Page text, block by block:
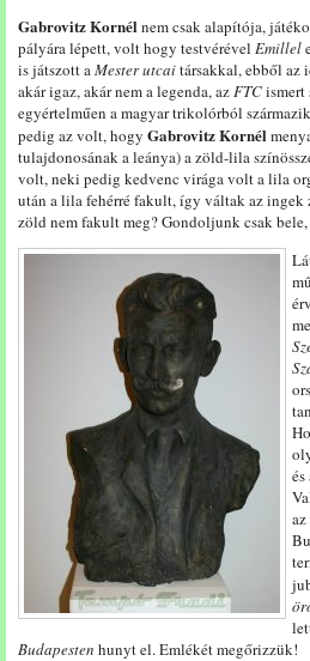
Gabrovitz Kornélnem csak alapítója,
pályára lépett, volt hogy testvérével Emillel
is játszott aMester utcaitársakkal, ebből az
akár igaz, akár nem a legenda, azFTCismert
egyértelműen a magyar trikolórból
pedig az volt, hogy Gabrovitz Kornél
tulajdonosának a leánya) a zöld-lila
volt, neki pedig kedvenc virága volt a lila
után a lila fehérré fakult, így váltak az ingek
zöld nem fakult meg? Gondoljunk csak
Budapesten hunyt el. Emlékét megőrizzük!